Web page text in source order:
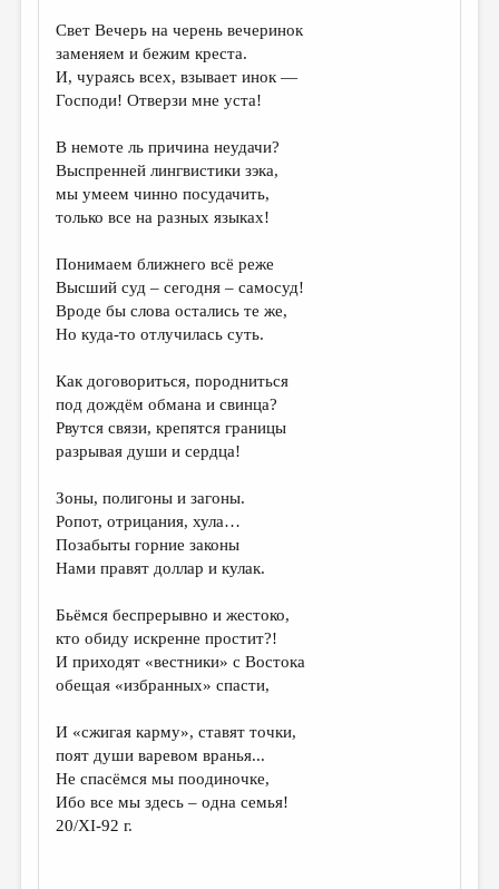
ПУБЛИЦИСТИКА
РЕЦЕНЗИРОВАНИЕ
ТРЕДИАКОВСКИЙ
МЕДИА
Свет Вечерь на черень вечеринок
заменяем и бежим креста.
И, чураясь всех, взывает инок —
Господи! Отверзи мне уста!
В немоте ль причина неудачи?
Выспренней лингвистики зэка,
мы умеем чинно посудачить,
только все на разных языках!
Понимаем ближнего всё реже
Высший суд – сегодня – самосуд!
Вроде бы слова остались те же,
Но куда-то отлучилась суть.
Как договориться, породниться
под дождём обмана и свинца?
Рвутся связи, крепятся границы
разрывая души и сердца!
Зоны, полигоны и загоны.
Ропот, отрицания, хула…
Позабыты горние законы
Нами правят доллар и кулак.
Бьёмся беспрерывно и жестоко,
кто обиду искренне простит?!
И приходят «вестники» с Востока
обещая «избранных» спасти,
И «сжигая карму», ставят точки,
поят души варевом вранья...
Не спасёмся мы поодиночке,
Ибо все мы здесь – одна семья!
20/XI-92 г.